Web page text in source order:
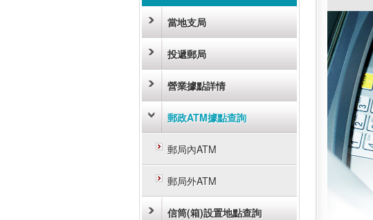
當地支局
投遞郵局
營業據點詳情
郵政ATM據點查詢
郵局內ATM
郵局外ATM
信筒(箱)設置地點查詢